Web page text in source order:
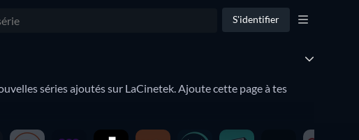
S'identifier
séries ajoutés sur LaCinetek. Ajoute cette page à tes
LaCinetek ? Alors JustWatch Nouveautés est fait pour toi !